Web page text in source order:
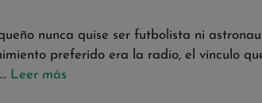
nunca quise ser futbolista ni
preferido era la radio, el vínculo
Leer más